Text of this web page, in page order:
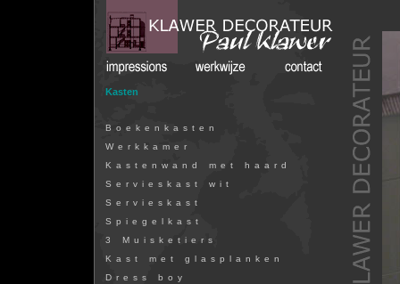
Kasten
Boekenkasten
Werkkamer
Kastenwand met haard
Servieskast wit
Servieskast
Spiegelkast
3 Muisketiers
Kast met glasplanken
Dress boy